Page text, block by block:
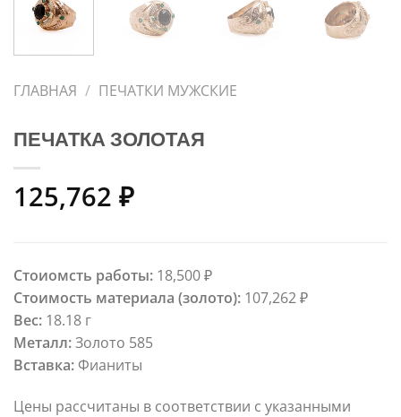
ГЛАВНАЯ / ПЕЧАТКИ МУЖСКИЕ
ПЕЧАТКА ЗОЛОТАЯ
125,762 ₽
Стоиомсть работы: 18,500₽
Стоимость материала (золото): 107,262₽
Вес: 18.18 г
Металл:Золото 585
Вставка: Фианиты
Цены рассчитаны в соответствии с указанными